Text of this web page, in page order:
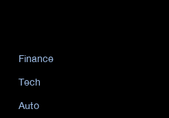
Finance
Tech
Auto